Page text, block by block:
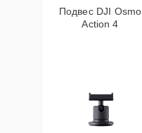
Подвес DJI Osmo
Action 4